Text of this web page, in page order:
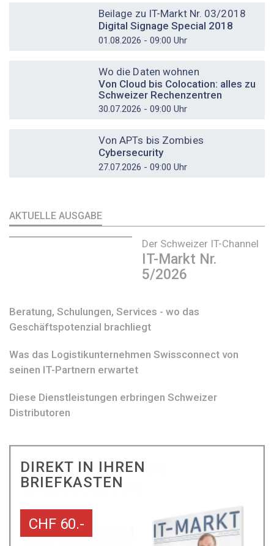
Beilage zu IT-Markt Nr. 03/2018
Digital Signage Special 2018
01.08.2026 - 09:00 Uhr
Wo die Daten wohnen
Von Cloud bis Colocation: alles zu
Schweizer Rechenzentren
30.07.2026 - 09:00 Uhr
Von APTs bis Zombies
Cybersecurity
27.07.2026 - 09:00 Uhr
AKTUELLE AUSGABE
Der Schweizer IT-Channel
IT-Markt Nr.
5/2026
Beratung, Schulungen, Services - wo das
Geschäftspotenzial brachliegt
Was das Logistikunternehmen Swissconnect von
seinen IT-Partnern erwartet
Diese Dienstleistungen erbringen Schweizer
Distributoren
DIREKT IN IHREN
BRIEFKASTEN
CHF 60.-